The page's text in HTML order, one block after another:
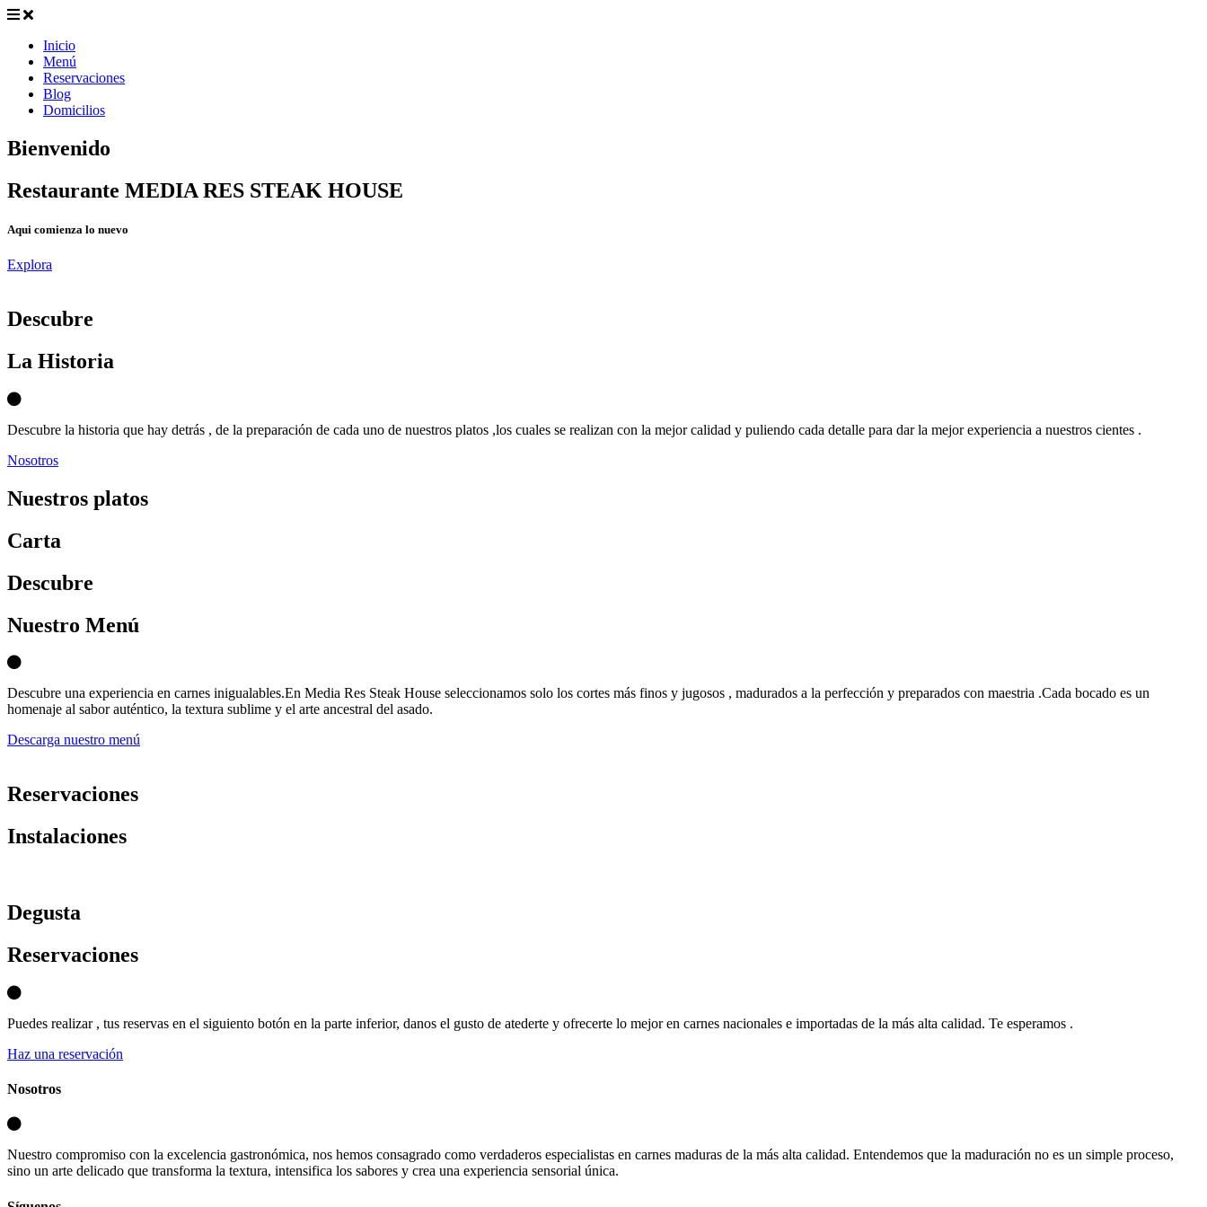
Inicio
Menú
Reservaciones
Blog
Domicilios
Bienvenido
Restaurante MEDIA RES STEAK HOUSE
Aqui comienza lo nuevo
Explora
Descubre
La Historia
Descubre la historia que hay detrás , de la preparación de cada uno de nuestros platos ,los cuales se realizan con la mejor calidad y puliendo cada detalle para dar la mejor experiencia a nuestros cientes .
Nosotros
Nuestros platos
Carta
Descubre
Nuestro Menú
Descubre una experiencia en carnes inigualables.En Media Res Steak House seleccionamos solo los cortes más finos y jugosos , madurados a la perfección y preparados con maestria .Cada bocado es un
homenaje al sabor auténtico, la textura sublime y el arte ancestral del asado.
Descarga nuestro menú
Reservaciones
Instalaciones
Degusta
Reservaciones
Puedes realizar , tus reservas en el siguiento botón en la parte inferior, danos el gusto de atederte y ofrecerte lo mejor en carnes nacionales e importadas de la más alta calidad. Te esperamos .
Haz una reservación
Nosotros
Nuestro compromiso con la excelencia gastronómica, nos hemos consagrado como verdaderos especialistas en carnes maduras de la más alta calidad. Entendemos que la maduración no es un simple proceso,
sino un arte delicado que transforma la textura, intensifica los sabores y crea una experiencia sensorial única.